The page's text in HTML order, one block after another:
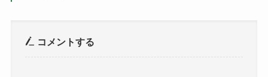
コメントする